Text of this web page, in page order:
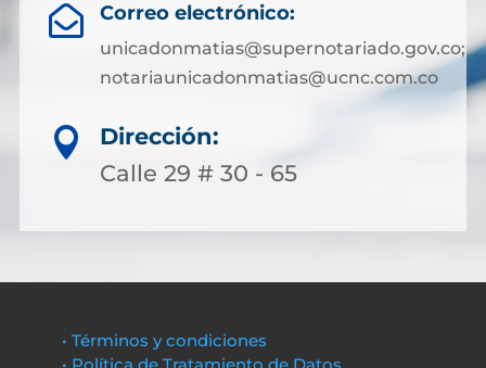
 Correo electrónico:
unicadonmatias@supernotariado.gov.co;
notariaunicadonmatias@ucnc.com.co

Dirección:
Calle 29 # 30 - 65
• Términos y condiciones